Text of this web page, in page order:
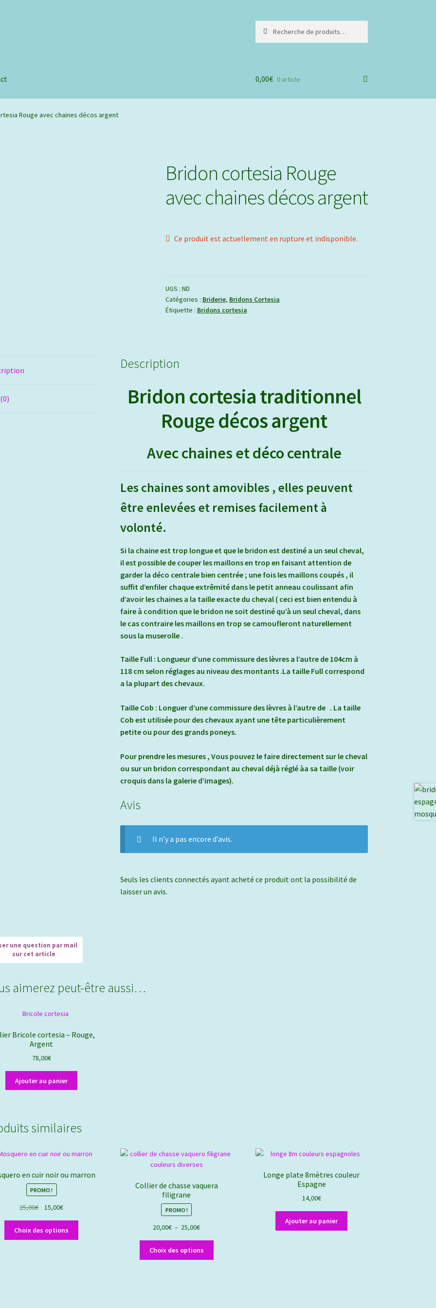
pour :
0,00€ 0 article
Rouge avec chaines décos argent
Bridon cortesia Rouge
avec chaines décos argent
Ce produit est actuellement en rupture et indisponible.
UGS : ND
Catégories : Briderie, Bridons Cortesia
Étiquette : Bridons cortesia
Description
Bridon cortesia traditionnel
Rouge décos argent
Avec chaines et déco centrale
Les chaines sont amovibles , elles peuvent
être enlevées et remises facilement à
volonté.
Si la chaine est trop longue et que le bridon est destiné a un seul cheval,
il est possible de couper les maillons en trop en faisant attention de
garder la déco centrale bien centrée ; une fois les maillons coupés , il
suffit d’enfiler chaque extrêmité dans le petit anneau coulissant afin
d’avoir les chaines a la taille exacte du cheval ( ceci est bien entendu à
faire à condition que le bridon ne soit destiné qu’à un seul cheval, dans
le cas contraire les maillons en trop se camoufleront naturellement
sous la muserolle .
Taille Full : Longueur d’une commissure des lèvres a l’autre de 104cm à
118 cm selon réglages au niveau des montants .La taille Full correspond
a la plupart des chevaux.
Taille Cob : Longuer d’une commissure des lèvres à l’autre de . La taille
Cob est utilisée pour des chevaux ayant une tête particulièrement
petite ou pour des grands poneys.
Pour prendre les mesures , Vous pouvez le faire directement sur le cheval
ou sur un bridon correspondant au cheval déjà réglé àa sa taille (voir
croquis dans la galerie d’images).
Avis
Il n’y a pas encore d’avis.
Seuls les clients connectés ayant acheté ce produit ont la possibilité de
laisser un avis.
aimerez peut-être aussi…
Bricole cortesia – Rouge,
Argent
78,00€
Ajouter au panier
similaires
en cuir noir ou marron
PROMO !
25,00€
Le
initial
était :
15,00€Le
actuel
est :
Choix des options
Collier de chasse vaquera
filigrane
PROMO !
20,00€ – 25,00€Plage
prix :
20,00€
Choix des options
Longe plate 8mètres couleur
Espagne
14,00€
Ajouter au panier